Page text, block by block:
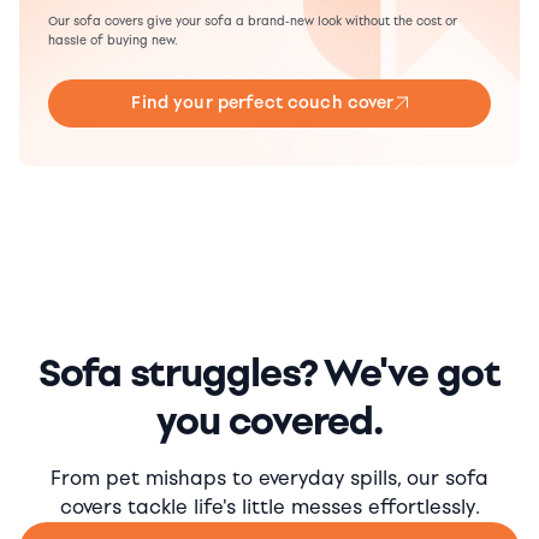
Our sofa covers give your sofa a brand-new look without the cost or
hassle of buying new.
Find your perfect couch cover
Sofa struggles? We've got
you covered.
From pet mishaps to everyday spills, our sofa
covers tackle life's little messes effortlessly.